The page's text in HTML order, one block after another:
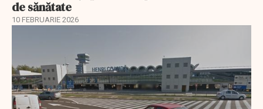
de sănătate
10 FEBRUARIE 2026